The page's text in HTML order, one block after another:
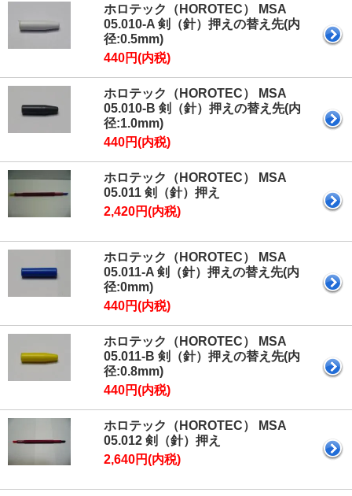
ホロテック（HOROTEC） MSA
05.010-A 剣（針）押えの替え先(内
径:0.5mm)
440円(内税)
ホロテック（HOROTEC） MSA
05.010-B 剣（針）押えの替え先(内
径:1.0mm)
440円(内税)
ホロテック（HOROTEC） MSA
05.011 剣（針）押え
2,420円(内税)
ホロテック（HOROTEC） MSA
05.011-A 剣（針）押えの替え先(内
径:0mm)
440円(内税)
ホロテック（HOROTEC） MSA
05.011-B 剣（針）押えの替え先(内
径:0.8mm)
440円(内税)
ホロテック（HOROTEC） MSA
05.012 剣（針）押え
2,640円(内税)